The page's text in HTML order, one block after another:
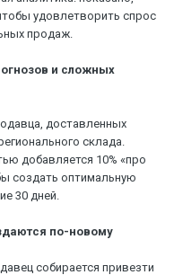
удовлетворить спрос
продаж.
и сложных
доставленных
склада.
добавляется 10% «про
создать оптимальную
30 дней.
по-новому
собирается привезти